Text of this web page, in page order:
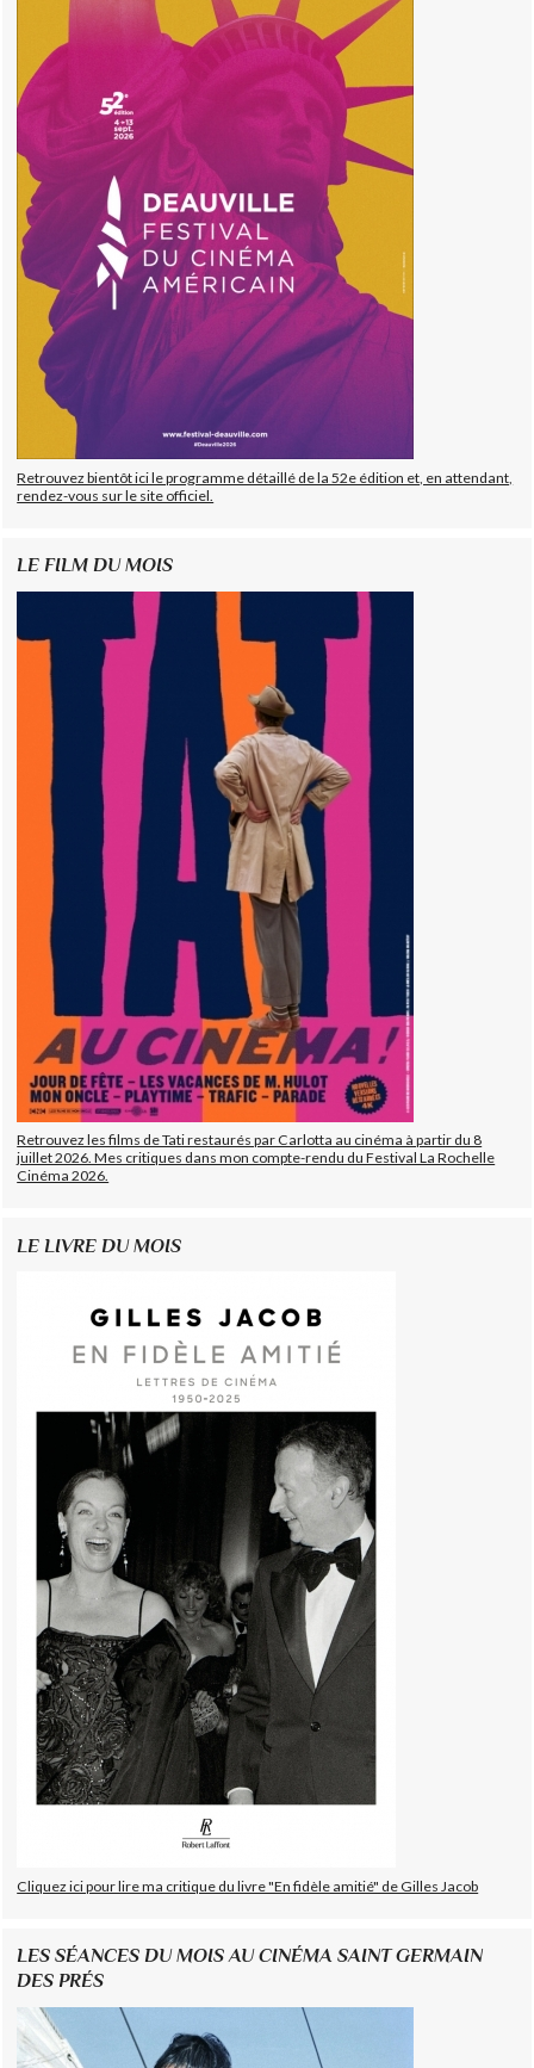
Retrouvez bientôt ici le programme détaillé de la 52e édition et, en attendant,
rendez-vous sur le site officiel.
LE FILM DU MOIS
Retrouvez les films de Tati restaurés par Carlotta au cinéma à partir du 8
juillet 2026. Mes critiques dans mon compte-rendu du Festival La Rochelle
Cinéma 2026.
LE LIVRE DU MOIS
Cliquez ici pour lire ma critique du livre "En fidèle amitié" de Gilles Jacob
LES SÉANCES DU MOIS AU CINÉMA SAINT GERMAIN
DES PRÉS